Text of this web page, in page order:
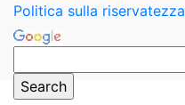
Politica sulla riservatezza